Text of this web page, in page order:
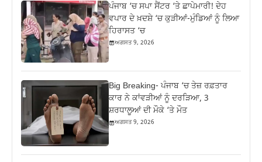
ਪੰਜਾਬ ‘ਚ ਸਪਾ ਸੈਂਟਰ ‘ਤੇ ਛਾਪੇਮਾਰੀ! ਦੇਹ
ਵਪਾਰ ਦੇ ਖ਼ਦਸ਼ੇ ‘ਚ ਕੁੜੀਆਂ-ਮੁੰਡਿਆਂ ਨੂੰ ਲਿਆ
ਹਿਰਾਸਤ ‘ਚ
ਅਗਸਤ 9, 2026
Big Breaking- ਪੰਜਾਬ ‘ਚ ਤੇਜ਼ ਰਫ਼ਤਾਰ
ਕਾਰ ਨੇ ਕਾਂਵੜੀਆਂ ਨੂੰ ਦਰੜਿਆ, 3
ਸ਼ਰਧਾਲੂਆਂ ਦੀ ਮੌਕੇ ‘ਤੇ ਮੌਤ
ਅਗਸਤ 9, 2026